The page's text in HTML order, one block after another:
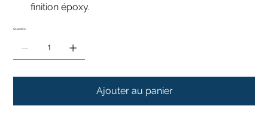
finition époxy.
Quantité
Ajouter au panier